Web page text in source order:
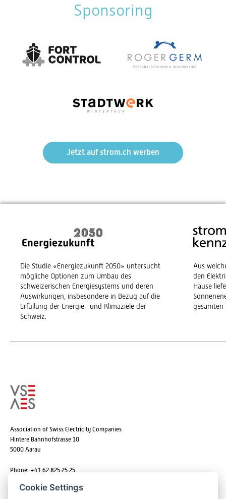
Sponsoring
Jetzt auf strom.ch werben
Die Studie «Energiezukunft 2050» untersucht
mögliche Optionen zum Umbau des
schweizerischen Energiesystems und deren
Auswirkungen, insbesondere in Bezug auf die
Erfüllung der Energie- und Klimaziele der
Schweiz.
Aus
den
Hause
gesamten
Association of Swiss Electricity Companies
Hintere Bahnhofstrasse 10
5000 Aarau
Phone: +41 62 825 25 25
Cookie Settings